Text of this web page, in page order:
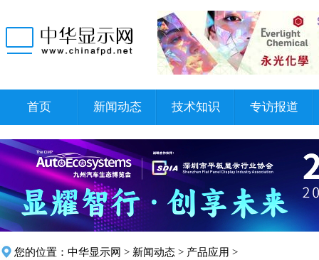
首页 新闻动态 技术知识 专访报道
您的位置： 中华显示网 > 新闻动态 > 产品应用 >